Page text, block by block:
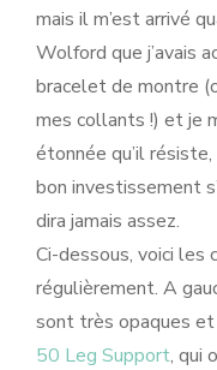
mais il m’est arrivé
Wolford que j’avais
bracelet de montre
mes collants !) et je
étonnée qu’il
bon investissement
dira jamais assez.
Ci-dessous, voici
régulièrement. A
sont très opaques
50 Leg Support, qui